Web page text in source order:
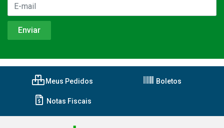
Meus Pedidos Boletos
Notas Fiscais